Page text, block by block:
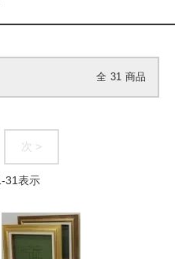
全 31 商品
次 >
-31表示